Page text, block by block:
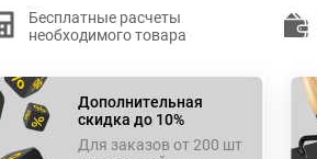
Бесплатные расчеты
необходимого товара
Дополнительная
скидка до 10%
Для заказов от 200 шт